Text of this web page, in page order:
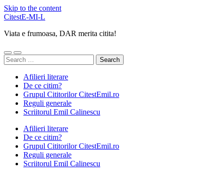
Skip to the content
CitestE-MI-L
Viata e frumoasa, DAR merita citita!
Toggle
mobile
Toggle
search
Search
for:
Afilieri literare
De ce citim?
Grupul Cititorilor CitestEmil.ro
Reguli generale
Scriitorul Emil Calinescu
Afilieri literare
De ce citim?
Grupul Cititorilor CitestEmil.ro
Reguli generale
Scriitorul Emil Calinescu